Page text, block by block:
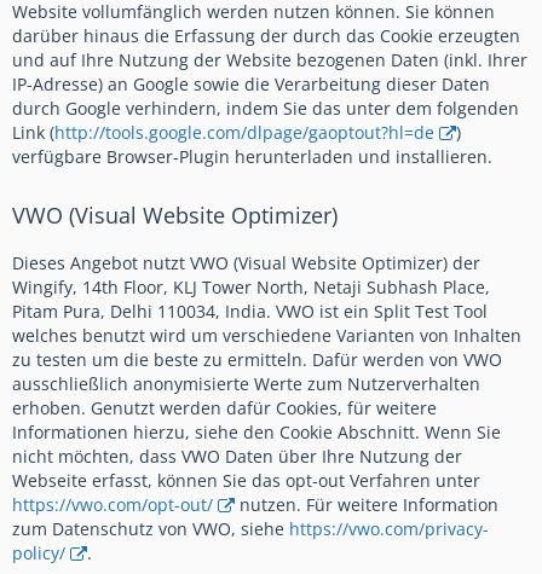
Website vollumfänglich werden nutzen können. Sie können
darüber hinaus die Erfassung der durch das Cookie erzeugten
und auf Ihre Nutzung der Website bezogenen Daten (inkl. Ihrer
IP-Adresse) an Google sowie die Verarbeitung dieser Daten
durch Google verhindern, indem Sie das unter dem folgenden
Link (http://tools.google.com/dlpage/gaoptout?hl=de
)
verfügbare Browser-Plugin herunterladen und installieren.
VWO (Visual Website Optimizer)
Dieses Angebot nutzt VWO (Visual Website Optimizer) der
Wingify, 14th Floor, KLJ Tower North, Netaji Subhash Place,
Pitam Pura, Delhi 110034, India. VWO ist ein Split Test Tool
welches benutzt wird um verschiedene Varianten von Inhalten
zu testen um die beste zu ermitteln. Dafür werden von VWO
ausschließlich anonymisierte Werte zum Nutzerverhalten
erhoben. Genutzt werden dafür Cookies, für weitere
Informationen hierzu, siehe den Cookie Abschnitt. Wenn Sie
nicht möchten, dass VWO Daten über Ihre Nutzung der
Webseite erfasst, können Sie das opt-out Verfahren unter
https://vwo.com/opt-out/
nutzen. Für weitere Information
zum Datenschutz von VWO, siehe https://vwo.com/privacy-
policy/
.